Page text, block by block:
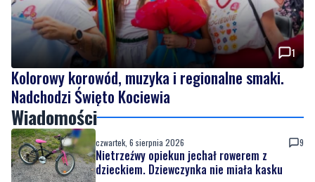
Kolorowy korowód, muzyka i regionalne smaki.
Nadchodzi Święto Kociewia
Wiadomości
czwartek, 6 sierpnia 2026
Nietrzeźwy opiekun jechał rowerem z
dzieckiem. Dziewczynka nie miała kasku
czwartek, 6 sierpnia 2026
Weekend pełen atrakcji w powiecie